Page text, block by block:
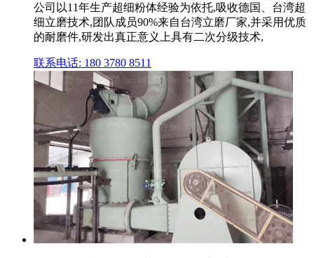
公司以11年生产超细粉体经验为依托,吸收德国、台湾超
细立磨技术,团队成员90%来自台湾立磨厂家,并采用优质
的耐磨件,研发出真正意义上具有二次分级技术,
联系电话: 180 3780 8511